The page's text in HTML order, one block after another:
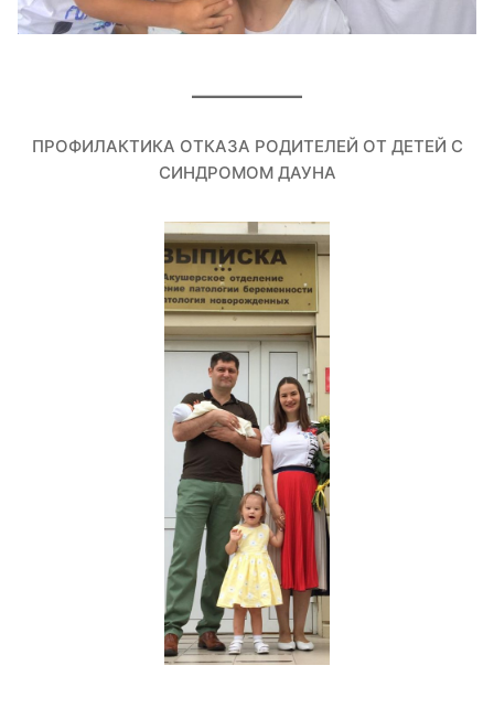
ПРОФИЛАКТИКА ОТКАЗА РОДИТЕЛЕЙ ОТ ДЕТЕЙ С
СИНДРОМОМ ДАУНА